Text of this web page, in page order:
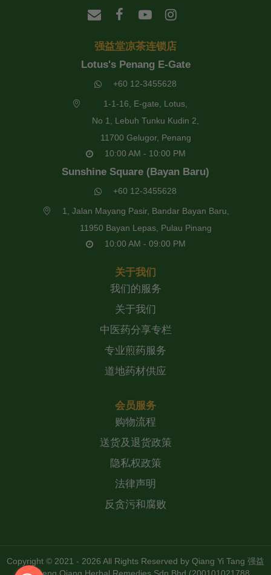
强益堂凉茶连锁店
Lotus's Penang E-Gate
+60 12-3455628
1-1-16, E-gate, Lotus,
No 1, Lebuh Tunku Kudin 2,
11700 Gelugor, Penang
10:00 AM - 10:00 PM
Sunshine Square (Bayan Baru)
+60 12-3455628
1, Jalan Mayang Pasir, Bandar Bayan Baru,
11950 Bayan Lepas, Pulau Pinang
10:00 AM - 09:00 PM
关于我们
我们的服务
关于我们
中医药分享专栏
专业煎药服务
道地药材供应
会员服务
购物流程
送货及退货政策
隐私权政策
法律声明
反贪污和腐败
Copyright © 2021 - 2026 All Rights Reserved by Qiang Yi Tang 强益